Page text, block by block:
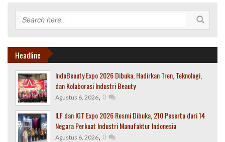
Headline
IndoBeauty Expo 2026 Dibuka, Hadirkan Tren, Teknologi,
dan Kolaborasi Industri Beauty
Agustus 6, 2026, 0
ILF dan IGT Expo 2026 Resmi Dibuka, 210 Peserta dari 14
Negara Perkuat Industri Manufaktur Indonesia
Agustus 6, 2026, 0